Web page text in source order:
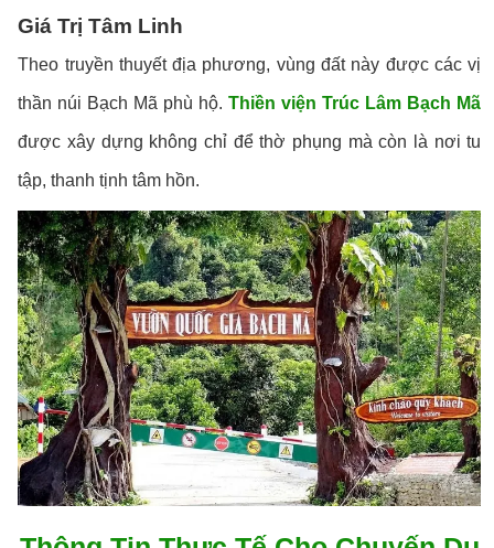
Giá Trị Tâm Linh
Theo truyền thuyết địa phương, vùng đất này được các vị
thần núi Bạch Mã phù hộ.Thiền viện Trúc Lâm Bạch Mã
được xây dựng không chỉ để thờ phụng mà còn là nơi tu
tập, thanh tịnh tâm hồn.